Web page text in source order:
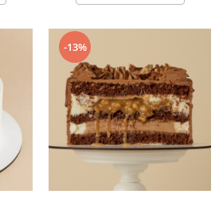
-13%